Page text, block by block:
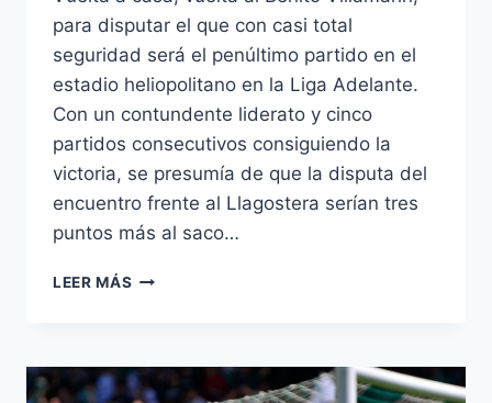
para disputar el que con casi total
seguridad será el penúltimo partido en el
estadio heliopolitano en la Liga Adelante.
Con un contundente liderato y cinco
partidos consecutivos consiguiendo la
victoria, se presumía de que la disputa del
encuentro frente al Llagostera serían tres
puntos más al saco…
LEER MÁS CRÓNICA
UE
LLAGOSTERA